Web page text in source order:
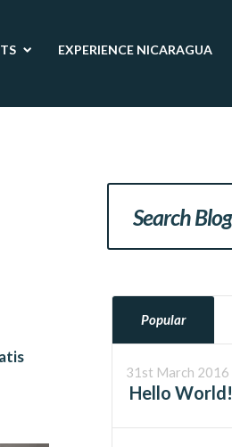
EXPERIENCE NICARAGUA
Popular
31st March 2016
Hello World!